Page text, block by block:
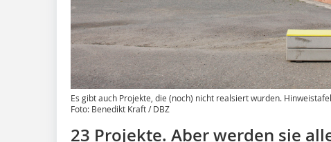
Es gibt auch Projekte, die (noch) nicht realsiert wurden.
Foto: Benedikt Kraft / DBZ
23 Projekte. Aber werden sie